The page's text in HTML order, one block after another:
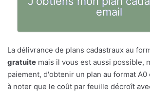
email
La délivrance de plans cadastraux au
gratuite mais il vous est aussi possible,
paiement, d'obtenir un plan au format
à noter que le coût par feuille décroît